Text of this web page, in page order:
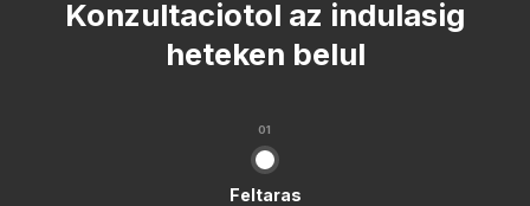
Konzultaciotol az indulasig
heteken belul
01
Feltaras